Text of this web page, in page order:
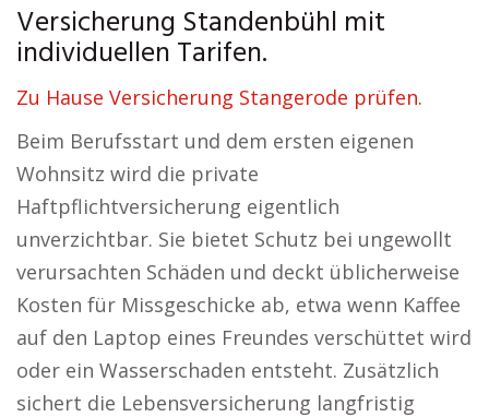
Versicherung Standenbühl mit
individuellen Tarifen.
Zu Hause Versicherung Stangerode prüfen.
Beim Berufsstart und dem ersten eigenen
Wohnsitz wird die private
Haftpflichtversicherung eigentlich
unverzichtbar. Sie bietet Schutz bei ungewollt
verursachten Schäden und deckt üblicherweise
Kosten für Missgeschicke ab, etwa wenn Kaffee
auf den Laptop eines Freundes verschüttet wird
oder ein Wasserschaden entsteht. Zusätzlich
sichert die Lebensversicherung langfristig